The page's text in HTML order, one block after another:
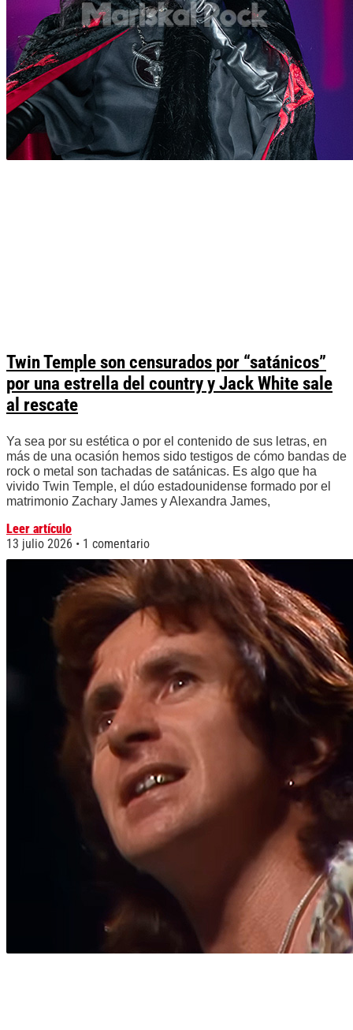
Twin Temple son censurados por “satánicos”
por una estrella del country y Jack White sale
al rescate
Ya sea por su estética o por el contenido de sus letras, en
más de una ocasión hemos sido testigos de cómo bandas de
rock o metal son tachadas de satánicas. Es algo que ha
vivido Twin Temple, el dúo estadounidense formado por el
matrimonio Zachary James y Alexandra James,
Leer artículo
13 julio 2026
1 comentario